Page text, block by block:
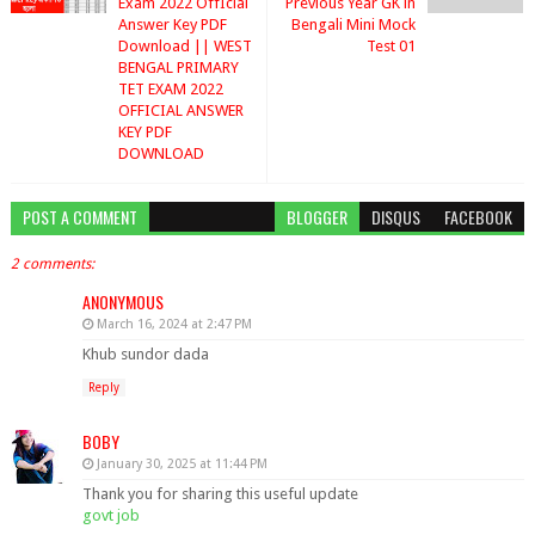
Bengali Mini Mock
Test 01
Answer Key PDF
Download || WEST
BENGAL PRIMARY
TET EXAM 2022
OFFICIAL ANSWER
KEY PDF
DOWNLOAD
POST A COMMENT BLOGGER DISQUS FACEBOOK
2 comments:
ANONYMOUS
March 16, 2024 at 2:47 PM
Khub sundor dada
Reply
BOBY
January 30, 2025 at 11:44 PM
Thank you for sharing this useful update
govt job